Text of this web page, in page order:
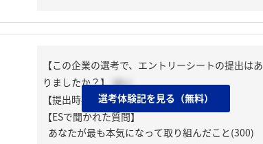
【この企業の選考で、エントリーシートの提出はあ
りましたか？】 はい
【提出時期】 2025年01月下旬
【ESで聞かれた質問】
あなたが最も本気になって取り組んだこと(300)
選考体験記を見る（無料）